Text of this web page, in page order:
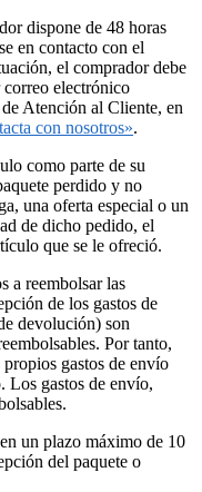
dispone de 48 horas
en contacto con el
el comprador debe
electrónico
Atención al Cliente, en
con nosotros».
como parte de su
perdido y no
una oferta especial o un
de dicho pedido, el
que se le ofreció.
a reembolsar las
de los gastos de
devolución) son
Por tanto,
gastos de envío
Los gastos de envío,
un plazo máximo de 10
del paquete o